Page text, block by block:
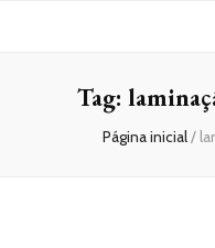
Tag:
Página inicial/